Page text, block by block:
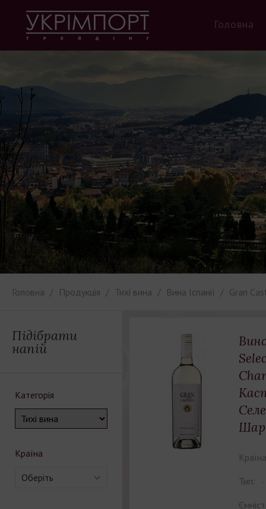
Головна
Головна Продукція Тихі вина Вина Іспанії Gran
Підібрати
напій
Категорія
Країна
Оберіть
Тип: